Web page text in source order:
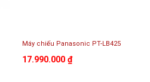
Máy chiếu Panasonic PT-LB425
17.990.000 ₫